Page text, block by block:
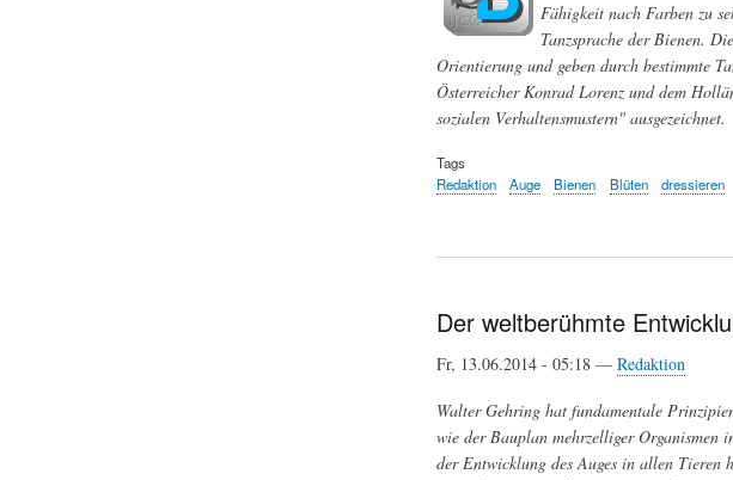
Fähigkeit nach Farben zu
Tanzsprache der Bienen.
Orientierung und geben durch bestimmte
Österreicher Konrad Lorenz und dem
sozialen Verhaltensmustern" ausgezeichnet.
Tags
Redaktion
Auge Bienen Blüten dressieren
Der weltberühmte
Fr, 13.06.2014 - 05:18 — Redaktion
Walter Gehring hat fundamentale
wie der Bauplan mehrzelliger Organismen
der Entwicklung des Auges in allen Tieren